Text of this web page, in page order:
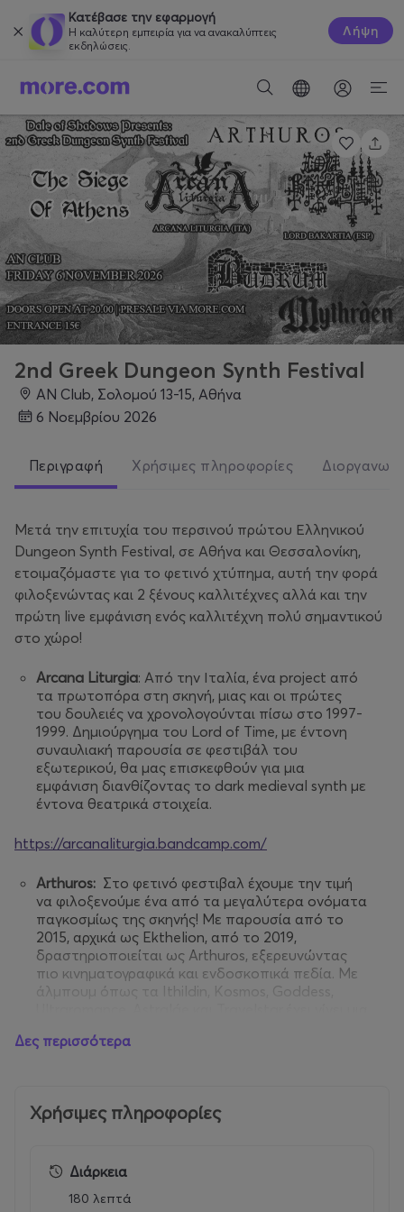
Κατέβασε την εφαρμογή
Η καλύτερη εμπειρία για να ανακαλύπτεις
εκδηλώσεις.
Λήψη
2nd Greek Dungeon Synth Festival
AN Club, Σολομού 13-15, Αθήνα
6 Νοεμβρίου 2026
Περιγραφή Χρήσιμες πληροφορίες
Μετά την επιτυχία του περσινού πρώτου Ελληνικού
Dungeon Synth Festival, σε Αθήνα και Θεσσαλονίκη,
ετοιμαζόμαστε για το φετινό χτύπημα, αυτή την φορά
φιλοξενώντας και 2 ξένους καλλιτέχνες αλλά και την
πρώτη live εμφάνιση ενός καλλιτέχνη πολύ σημαντικού
στο χώρο!
Arcana Liturgia: Από την Ιταλία, ένα project από
τα πρωτοπόρα στη σκηνή, μιας και οι πρώτες
του δουλειές να χρονολογούνται πίσω στο 1997-
1999. Δημιούργημα του Lord of Time, με έντονη
συναυλιακή παρουσία σε φεστιβάλ του
εξωτερικού, θα μας επισκεφθούν για μια
εμφάνιση διανθίζοντας το dark medieval synth με
έντονα θεατρικά στοιχεία.
https://arcanaliturgia.bandcamp.com/
Arthuros: Στο φετινό φεστιβαλ έχουμε την τιμή
να φιλοξενούμε ένα από τα μεγαλύτερα ονόματα
παγκοσμίως της σκηνής! Με παρουσία από το
2015, αρχικά ως Ekthelion, από το 2019,
δραστηριοποιείται ως Arthuros, εξερευνώντας
πιο κινηματογραφικά και ενδοσκοπικά πεδία. Με
άλμπουμ όπως τα Ithildin, Kosmos, Goddess,
dungeon/fantasy synth.Είναι επίσης ο ιδρυτής
ηχοτοπία.
εμφανίσεις
Δες περισσότερα
Χρήσιμες πληροφορίες
Διάρκεια
180 λεπτά